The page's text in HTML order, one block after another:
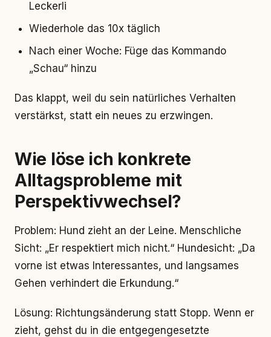
Leckerli
Wiederhole das 10x täglich
Nach einer Woche: Füge das Kommando
„Schau“ hinzu
Das klappt, weil du sein natürliches Verhalten
verstärkst, statt ein neues zu erzwingen.
Wie löse ich konkrete
Alltagsprobleme mit
Perspektivwechsel?
Problem: Hund zieht an der Leine. Menschliche
Sicht: „Er respektiert mich nicht.“ Hundesicht: „Da
vorne ist etwas Interessantes, und langsames
Gehen verhindert die Erkundung.“
Lösung: Richtungsänderung statt Stopp. Wenn er
zieht, gehst du in die entgegengesetzte